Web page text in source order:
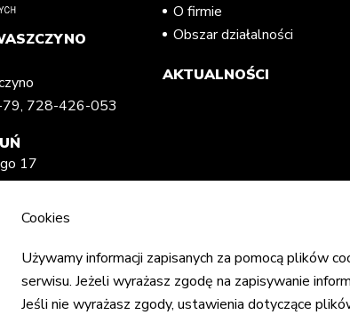
, 728-426-053
17
,728-417-786
O firmie
Obszar działalności
AKTUALNOŚCI
Cookies
Używamy informacji zapisanych za pomocą plików
serwisu. Jeżeli wyrażasz zgodę na zapisywanie
Jeśli nie wyrażasz zgody, ustawienia dotyczące